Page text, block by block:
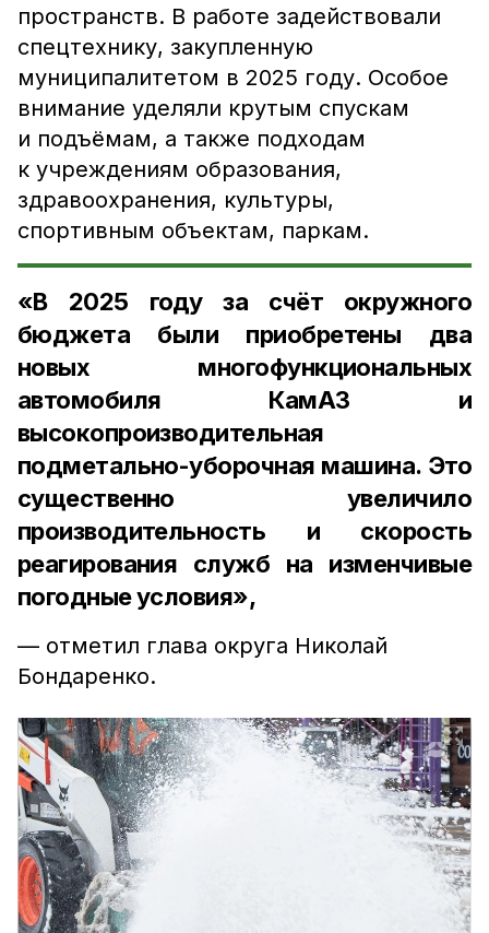
пространств. В работе задействовали
спецтехнику, закупленную
муниципалитетом в 2025 году. Особое
внимание уделяли крутым спускам
и подъёмам, а также подходам
к учреждениям образования,
здравоохранения, культуры,
спортивным объектам, паркам.
«В 2025 году за счёт окружного
бюджета были приобретены два
новых многофункциональных
автомобиля КамАЗ и
высокопроизводительная
подметально-уборочная машина. Это
существенно увеличило
производительность и скорость
реагирования служб на изменчивые
погодные условия»,
— отметил глава округа Николай
Бондаренко.